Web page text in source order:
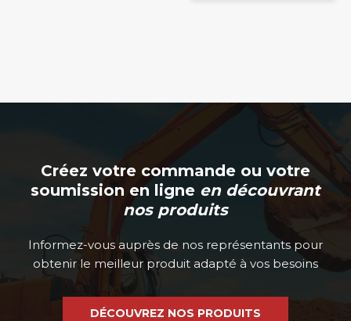
Créez votre commande ou votre
soumission en ligne en découvrant
nos produits
Informez-vous auprès de nos représentants pour
obtenir le meilleur produit adapté à vos besoins
DÉCOUVREZ NOS PRODUITS